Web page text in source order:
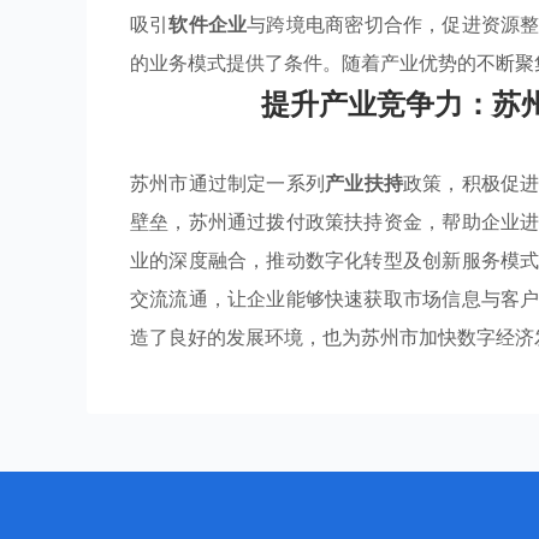
吸引软件企业与跨境电商密切合作，促进资源
的业务模式提供了条件。随着产业优势的不断
提升产业竞争力：苏
苏州市通过制定一系列产业扶持政策，积极促
壁垒，苏州通过拨付政策扶持资金，帮助企业
业的深度融合，推动数字化转型及创新服务模
交流流通，让企业能够快速获取市场信息与客
造了良好的发展环境，也为苏州市加快数字经